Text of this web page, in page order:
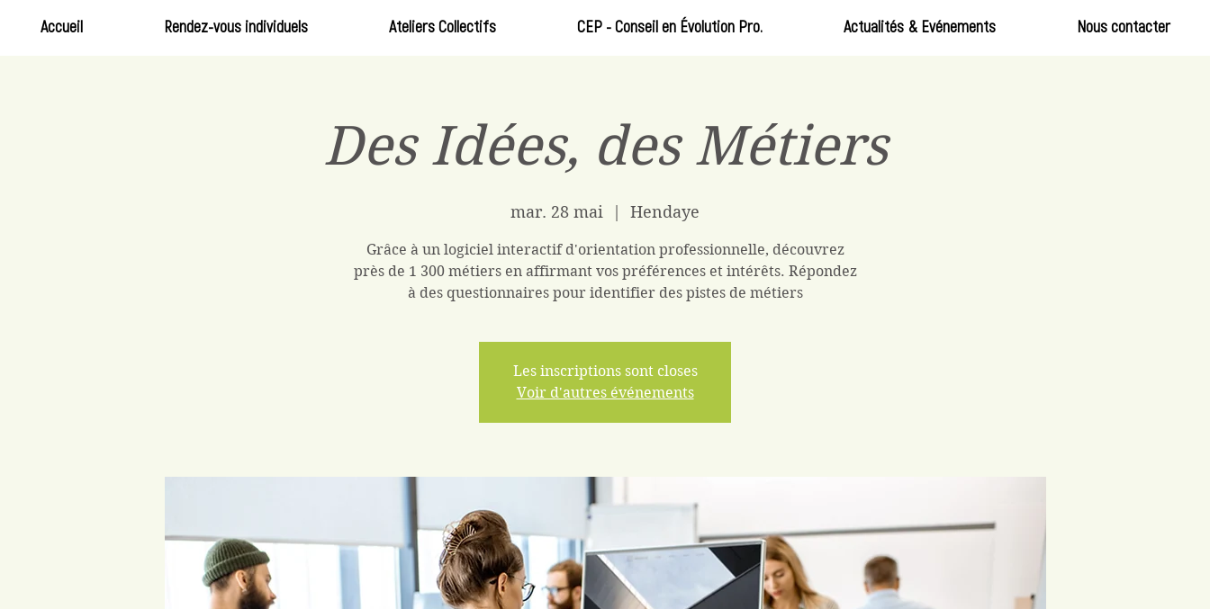
Accueil Rendez-vous individuels Ateliers Collectifs CEP - Conseil en Évolution Pro. Actualités & Evénements Nous contacter
Des Idées, des Métiers
mar. 28 mai Hendaye
Grâce à un logiciel interactif d'orientation professionnelle, découvrez
près de 1 300 métiers en affirmant vos préférences et intérêts. Répondez
à des questionnaires pour identifier des pistes de métiers
Les inscriptions sont closes
Voir d'autres événements